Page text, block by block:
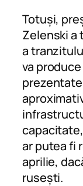
Totuși,
Zelenski a
a
va
prezentate
ar putea fi
aprilie,
rusești.